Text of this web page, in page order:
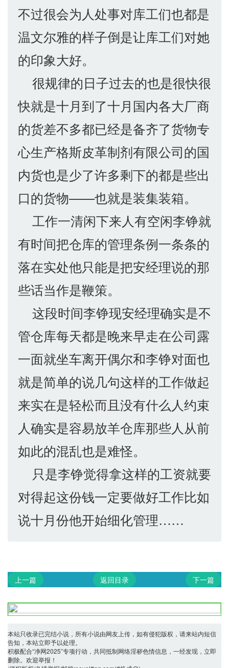
不过很会为人处事对库工们也都是
温文尔雅的样子倒是让库工们对她
的印象大好。
很规律的日子过去的也是很快很
快就是十月到了十月国内各大厂商
的货差不多都已经是备齐了货物专
心生产格斯皮革制剂有限公司的国
内货也是少了许多剩下的都是些出
口的货物——也就是装集装箱。
工作一清闲下来人有空闲李铮就
有时间把仓库的管理条例一条条的
落在实处他只能是把安经理说的那
些话当作是鞭策。
这段时间李铮现安经理确实是不
管仓库每天都是晚来早走在公司露
一面就坐车离开偶尔和李铮对面也
就是简单的说几句这样的工作做起
来实在是轻松而且没有什么人约束
人确实是容易放羊仓库那些人从前
如此的混乱也是难怪。
只是李铮觉得拿这样的工资就要
对得起这份钱一定要做好工作比如
说十月份他开始细化管理……
上一篇 返回目录 下一篇
本站只收录已完结小说，所有小说由网友上传，如有侵犯版权，请来站内短信
告知，本站立即予以处理。
积极配合“净网2025”专项行动，共同抵制网络淫秽色情信息，一经发现，立即
删除。欢迎举报！